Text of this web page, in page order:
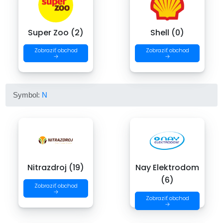
Super Zoo (2)
Zobraziť obchod
→
Shell (0)
Zobraziť obchod
→
Symbol: N
Nitrazdroj (19)
Zobraziť obchod
→
Nay Elektrodom
(6)
Zobraziť obchod
→